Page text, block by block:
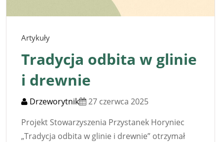
Artykuły
Tradycja odbita w glinie
i drewnie
Drzeworytnik
27 czerwca 2025
Projekt Stowarzyszenia Przystanek Horyniec
„Tradycja odbita w glinie i drewnie” otrzymał